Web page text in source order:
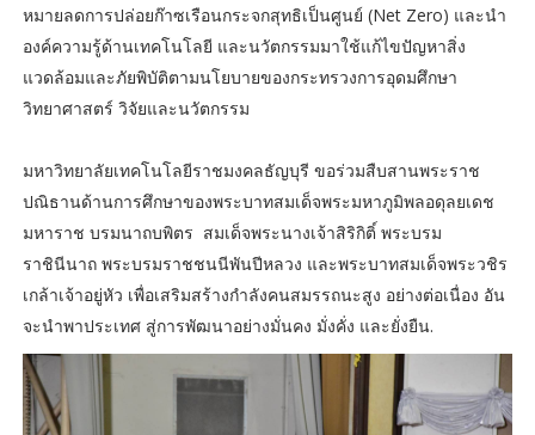
หมายลดการปล่อยก๊าซเรือนกระจกสุทธิเป็นศูนย์ (Net Zero) และนำ
องค์ความรู้ด้านเทคโนโลยี และนวัตกรรมมาใช้แก้ไขปัญหาสิ่ง
แวดล้อมและภัยพิบัติตามนโยบายของกระทรวงการอุดมศึกษา
วิทยาศาสตร์ วิจัยและนวัตกรรม
มหาวิทยาลัยเทคโนโลยีราชมงคลธัญบุรี ขอร่วมสืบสานพระราช
ปณิธานด้านการศึกษาของพระบาทสมเด็จพระมหาภูมิพลอดุลยเดช
มหาราช บรมนาถบพิตร สมเด็จพระนางเจ้าสิริกิติ์ พระบรม
ราชินีนาถ พระบรมราชชนนีพันปีหลวง และพระบาทสมเด็จพระวชิร
เกล้าเจ้าอยู่หัว เพื่อเสริมสร้างกำลังคนสมรรถนะสูง อย่างต่อเนื่อง อัน
จะนำพาประเทศ สู่การพัฒนาอย่างมั่นคง มั่งคั่ง และยั่งยืน.